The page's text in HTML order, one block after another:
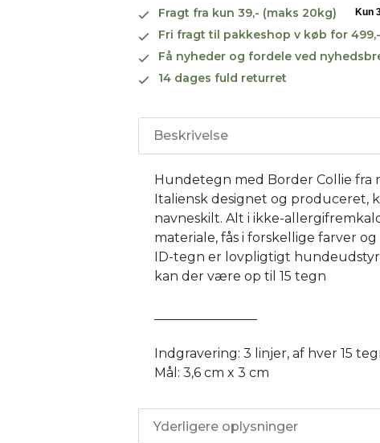
Fragt fra kun 39,- (maks 20kg)
Fri fragt til pakkeshop v køb for 499,-
Få nyheder og fordele ved
14 dages fuld returret
Beskrivelse
Hundetegn med Border Collie fra
Italiensk designet og produceret,
navneskilt. Alt i ikke-
materiale, fås i forskellige farver
ID-tegn er lovpligtigt
kan der være op til 15 tegn
Indgravering: 3 linjer, af hver 15
Mål: 3,6 cm x 3 cm
Yderligere oplysninger